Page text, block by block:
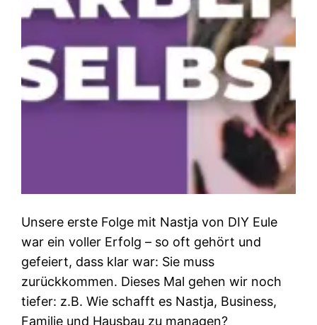
Unsere erste Folge mit Nastja von DIY Eule
war ein voller Erfolg – so oft gehört und
gefeiert, dass klar war: Sie muss
zurückkommen. Dieses Mal gehen wir noch
tiefer: z.B. Wie schafft es Nastja, Business,
Familie und Hausbau zu managen?